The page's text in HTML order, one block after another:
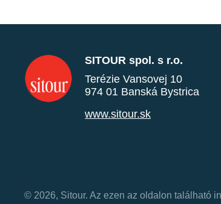
SITOUR spol. s r.o.
Terézie Vansovej 10
974 01 Banská Bystrica
www.sitour.sk
© 2026, Sitour. Az ezen az oldalon található